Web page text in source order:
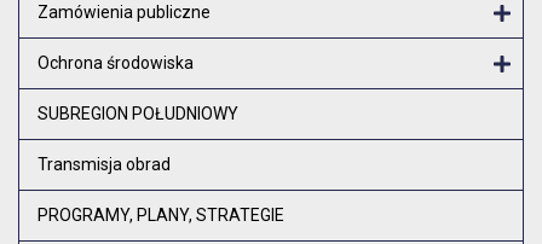
Zamówienia publiczne
Ochrona środowiska
SUBREGION POŁUDNIOWY
Transmisja obrad
PROGRAMY, PLANY, STRATEGIE